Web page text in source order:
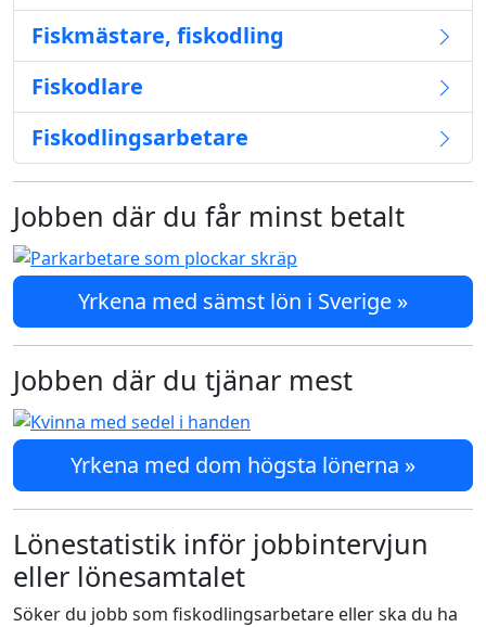
Fiskmästare, fiskodling
Fiskodlare
Fiskodlingsarbetare
Jobben där du får minst betalt
Yrkena med sämst lön i Sverige »
Jobben där du tjänar mest
Yrkena med dom högsta lönerna »
Lönestatistik inför jobbintervjun
eller lönesamtalet
Söker du jobb som fiskodlingsarbetare eller ska du ha